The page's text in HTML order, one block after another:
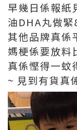
早幾日係報
油DHA丸做
其他品牌真係
媽梗係要放料
真係慳得一蚊
~ 見到有貨真